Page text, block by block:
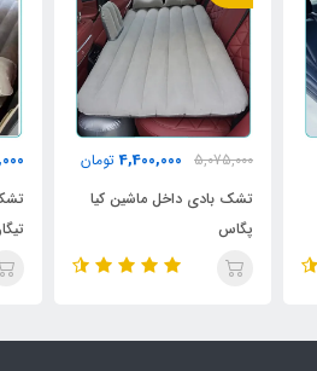
5,075,000
4,400,000 تومان
تشک بادی داخل ماشین کیا
پگاس